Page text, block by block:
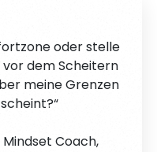
oder stelle
dem Scheitern
meine Grenzen
Coach,